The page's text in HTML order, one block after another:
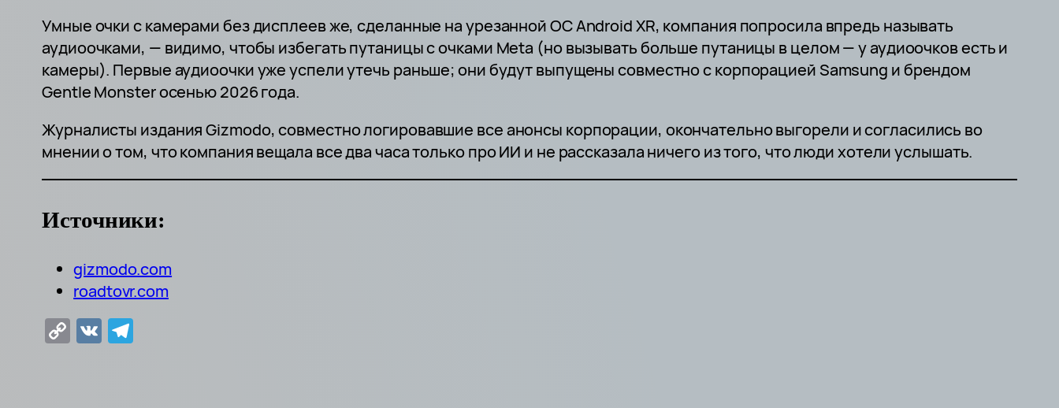
Умные очки с камерами без дисплеев же, сделанные на урезанной ОС Android XR, компания попросила впредь называть
аудиоочками, — видимо, чтобы избегать путаницы с очками Meta (но вызывать больше путаницы в целом — у аудиоочков есть и
камеры). Первые аудиоочки уже успели утечь раньше; они будут выпущены совместно с корпорацией Samsung и брендом
Gentle Monster осенью 2026 года.
Журналисты издания Gizmodo, совместно логировавшие все анонсы корпорации, окончательно выгорели и согласились во
мнении о том, что компания вещала все два часа только про ИИ и не рассказала ничего из того, что люди хотели услышать.
Источники:
gizmodo.com
roadtovr.com
Copy
VK